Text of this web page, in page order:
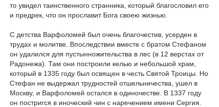
то увидел таинственного странника, который благословил его
и предрек, что он прославит Бога своею жизнью.
С детства Варфоломей был очень благочестив, усерден в
трудах и молитве. Впоследствии вместе с братом Стефаном
он удалился для пустынножительства в лес (в 12 верстах от
Радонежа). Там они построили келью и небольшой храм,
который в 1335 году был освящен в честь Святой Троицы. Но
Стефан не выдержал трудностей отшельничества, ушел в
Москву, и Варфоломей остался в одиночестве. В 1337 году
он постригся в иноческий чин с наречением имени Сергия.